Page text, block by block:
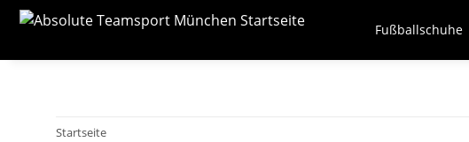
Fußballschuhe
Startseite